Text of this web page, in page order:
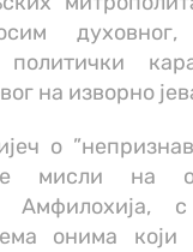
осим
политички
на изворно
о
мисли на
Амфилохија,
онима